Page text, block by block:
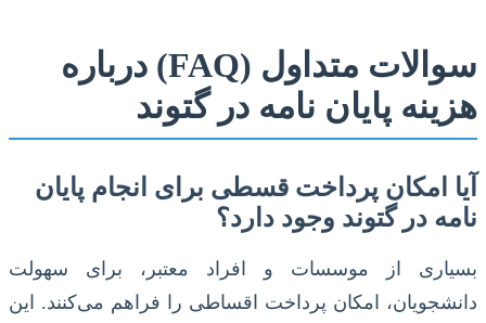
سوالات متداول (FAQ) درباره
هزینه پایان نامه در گتوند
آیا امکان پرداخت قسطی برای انجام پایان
نامه در گتوند وجود دارد؟
بسیاری از موسسات و افراد معتبر، برای سهولت
دانشجویان، امکان پرداخت اقساطی را فراهم می‌کنند. این